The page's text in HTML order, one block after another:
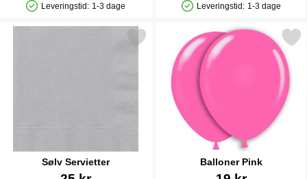
Produkttilgængelighed: På lager
Leveringstid: 1-3 dage
Produkttilgængelighed: På lager
Leveringstid: 1-3 dage
Sølv Servietter
Markér sølv Servietter som favorit
Balloner Pink
Markér balloner